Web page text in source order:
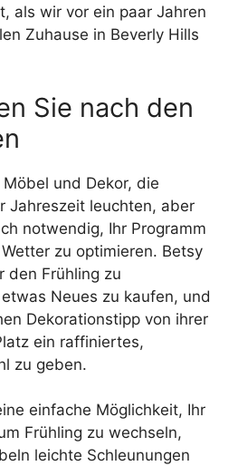
als wir vor ein paar Jahren
Zuhause in Beverly Hills
Sie nach den
und Dekor, die
Jahreszeit leuchten, aber
notwendig, Ihr Programm
zu optimieren. Betsy
den Frühling zu
Neues zu kaufen, und
Dekorationstipp von ihrer
ein raffiniertes,
zu geben.
einfache Möglichkeit, Ihr
Frühling zu wechseln,
leichte Schleunungen